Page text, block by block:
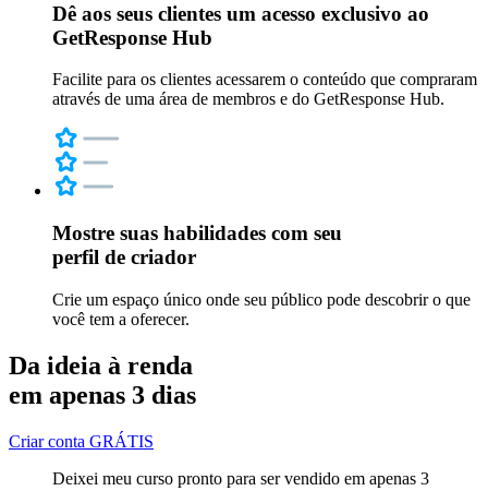
Dê aos seus clientes um acesso exclusivo ao
GetResponse Hub
Facilite para os clientes acessarem o conteúdo que compraram
através de uma área de membros e do GetResponse Hub.
Mostre suas habilidades com seu
perfil de criador
Crie um espaço único onde seu público pode descobrir o que
você tem a oferecer.
Da ideia à renda
em apenas 3 dias
Criar conta GRÁTIS
Deixei meu curso pronto para ser vendido em apenas 3